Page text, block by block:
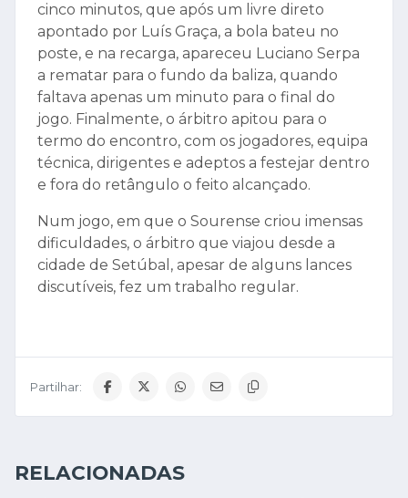
cinco minutos, que após um livre direto
apontado por Luís Graça, a bola bateu no
poste, e na recarga, apareceu Luciano Serpa
a rematar para o fundo da baliza, quando
faltava apenas um minuto para o final do
jogo. Finalmente, o árbitro apitou para o
termo do encontro, com os jogadores, equipa
técnica, dirigentes e adeptos a festejar dentro
e fora do retângulo o feito alcançado.
Num jogo, em que o Sourense criou imensas
dificuldades, o árbitro que viajou desde a
cidade de Setúbal, apesar de alguns lances
discutíveis, fez um trabalho regular.
Partilhar:
RELACIONADAS